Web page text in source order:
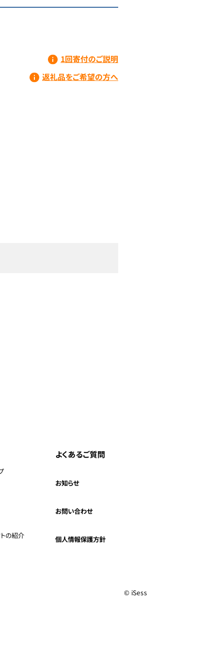
1回寄付のご説明
返礼品をご希望の方へ
の紹介
よくあるご質問
お知らせ
お問い合わせ
個人情報保護方針
© iSess